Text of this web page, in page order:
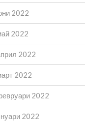
2022
2022
2022
2022
2022
2022